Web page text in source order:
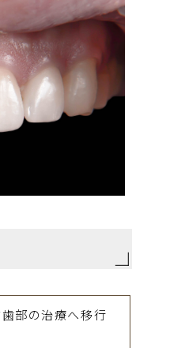
部の治療へ移行